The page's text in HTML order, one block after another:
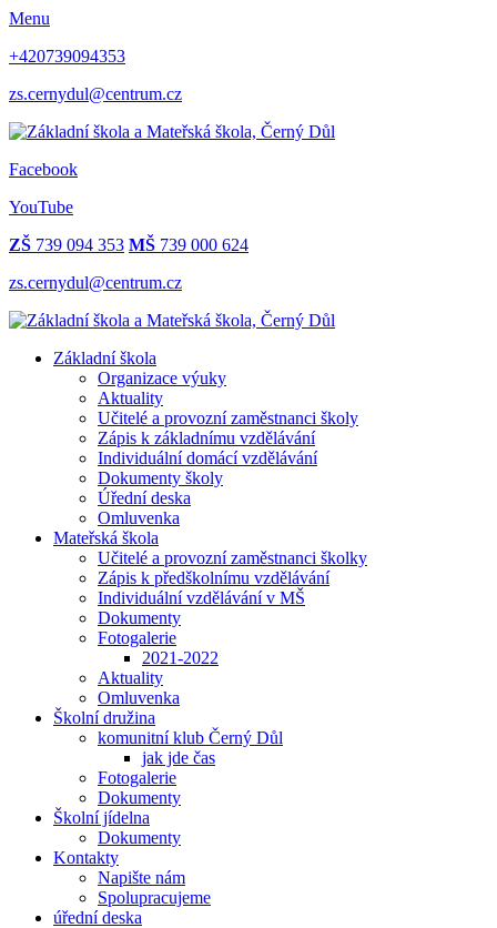
Menu
+420739094353
zs.cernydul@centrum.cz
Facebook
YouTube
ZŠ 739 094 353 MŠ 739 000 624
zs.cernydul@centrum.cz
Základní škola
Organizace výuky
Aktuality
Učitelé a provozní zaměstnanci školy
Zápis k základnímu vzdělávání
Individuální domácí vzdělávání
Dokumenty školy
Úřední deska
Omluvenka
Mateřská škola
Učitelé a provozní zaměstnanci školky
Zápis k předškolnímu vzdělávání
Individuální vzdělávání v MŠ
Dokumenty
Fotogalerie
2021-2022
Aktuality
Omluvenka
Školní družina
komunitní klub Černý Důl
jak jde čas
Fotogalerie
Dokumenty
Školní jídelna
Dokumenty
Kontakty
Napište nám
Spolupracujeme
úřední deska